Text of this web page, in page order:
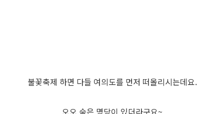
불꽃축제 하면 다들 여의도를 먼저 떠올리시는데요.
오오 숨은 명당이 있더라구요~